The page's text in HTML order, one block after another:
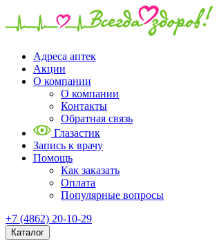
Адреса аптек
Акции
О компании
О компании
Контакты
Обратная связь
Глазастик
Запись к врачу
Помощь
Как заказать
Оплата
Популярные вопросы
+7 (4862) 20-10-29
Каталог